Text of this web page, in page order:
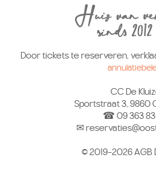
Door tickets te reserveren,
CC De
Sportstraat 3, 9860
☎ 09 363
✉
© 2019-2026 AGB